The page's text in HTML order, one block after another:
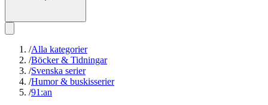
/Alla kategorier
/Böcker & Tidningar
/Svenska serier
/Humor & buskisserier
/91:an